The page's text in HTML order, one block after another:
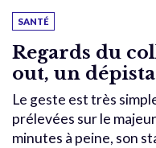
SANTÉ
Regards du
out, un
Le geste est très
prélevées sur le
minutes à peine, son